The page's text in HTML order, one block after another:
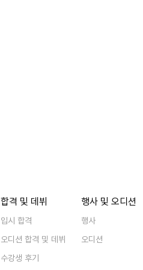
합격 및 데뷔
입시 합격
오디션 합격 및 데뷔
수강생 후기
행사 및 오디션
행사
오디션